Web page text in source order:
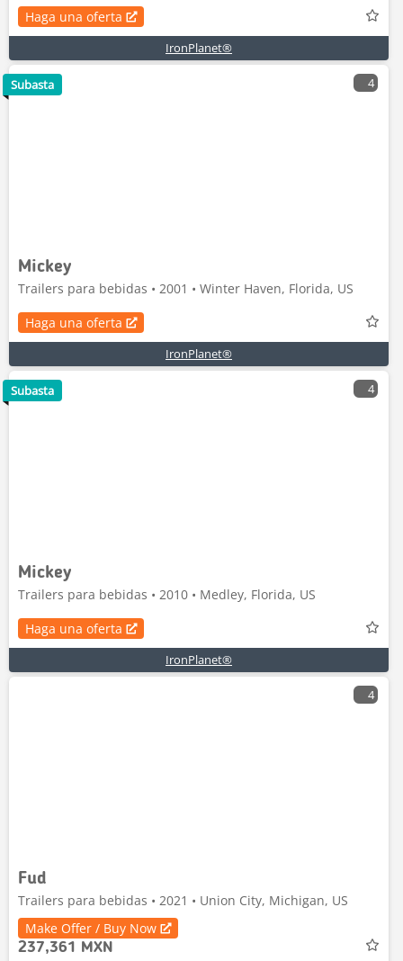
Haga una oferta
IronPlanet®
4
Mickey
Trailers para bebidas • 2001 • Winter Haven, Florida, US
Haga una oferta
IronPlanet®
Subasta
4
Mickey
Trailers para bebidas • 2010 • Medley, Florida, US
Haga una oferta
IronPlanet®
Subasta
4
Fud
Trailers para bebidas • 2021 • Union City, Michigan, US
Make Offer / Buy Now
237,361 MXN